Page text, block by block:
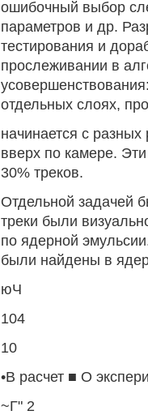
ошибочный выбор
параметров и др.
тестирования и
прослеживании в
отдельных слоях,
начинается с
вверх по камере.
30% треков.
Отдельной задачей
треки были
по ядерной
были найдены в
юЧ
104
10
•В расчет ■ О
~Г" 2